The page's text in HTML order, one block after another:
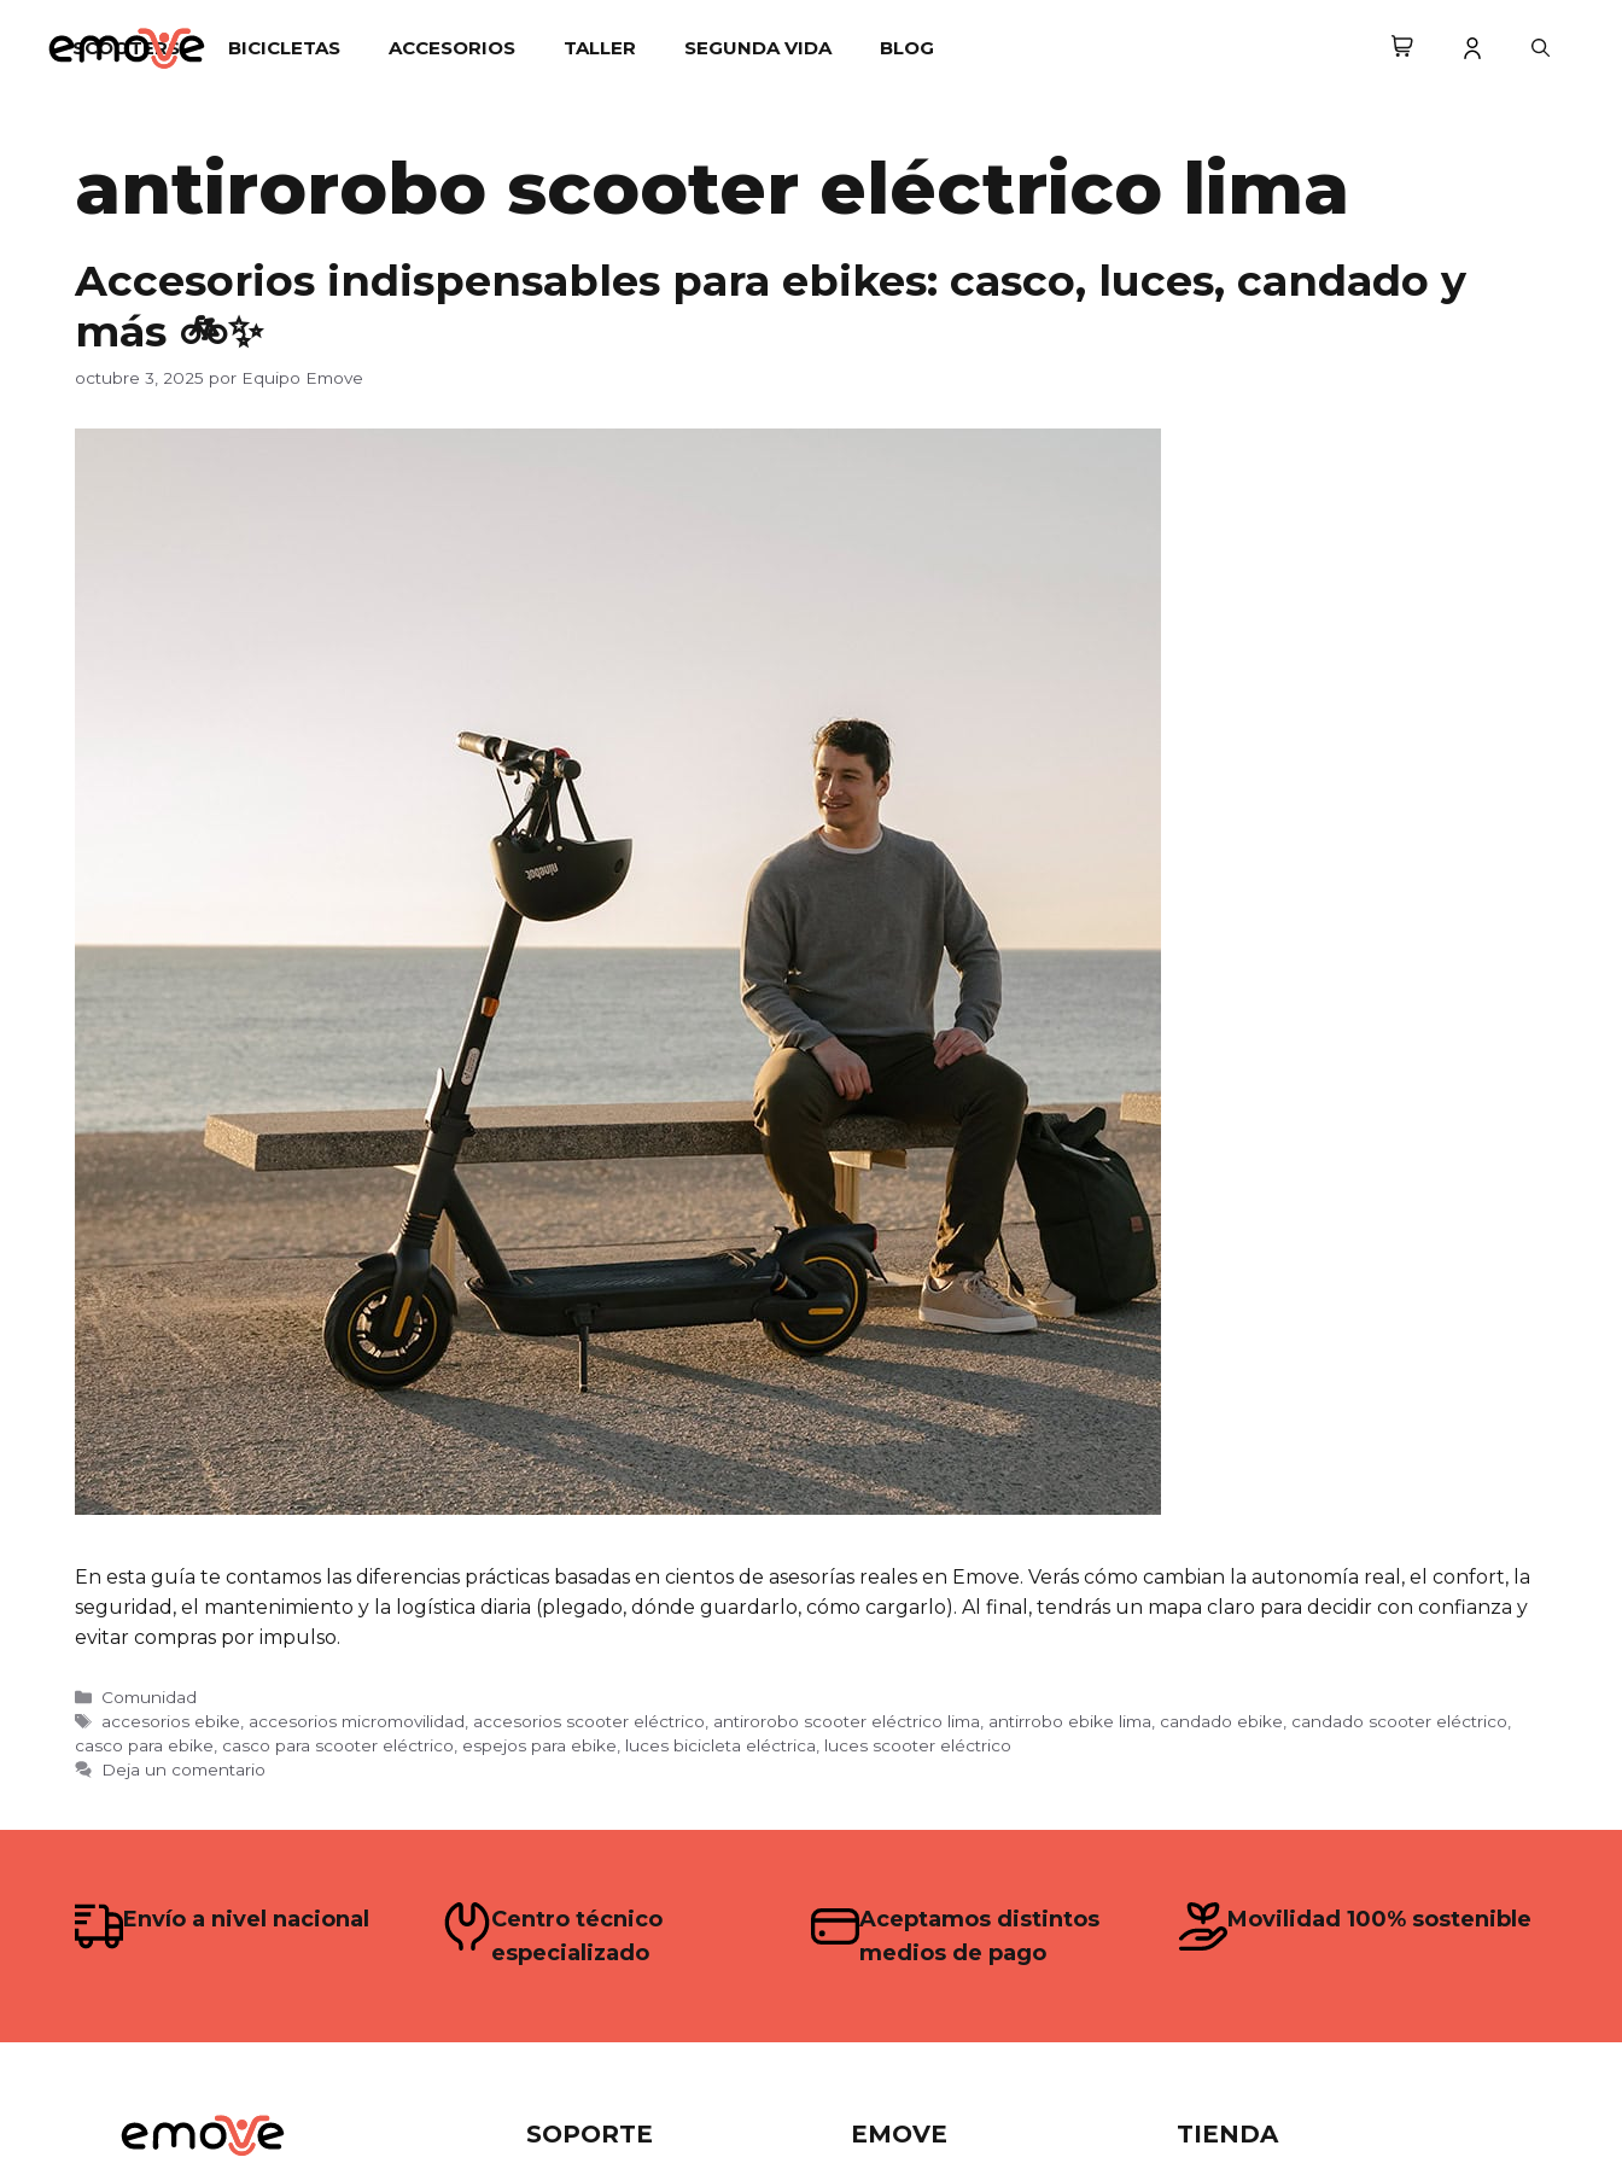
SCOOTERS BICICLETAS ACCESORIOS TALLER SEGUNDA VIDA BLOG
antirorobo scooter eléctrico lima
Accesorios indispensables para ebikes: casco, luces, candado y
más 🚲✨
octubre 3, 2025 por Equipo Emove
En esta guía te contamos las diferencias prácticas basadas en cientos de asesorías reales en Emove. Verás cómo cambian la autonomía real, el confort, la
seguridad, el mantenimiento y la logística diaria (plegado, dónde guardarlo, cómo cargarlo). Al final, tendrás un mapa claro para decidir con confianza y
evitar compras por impulso.
Categorías
Comunidad
Etiquetas
accesorios ebike accesorios micromovilidad accesorios scooter eléctrico antirorobo scooter eléctrico lima antirrobo ebike lima candado ebike candado scooter eléctrico
casco para ebike casco para scooter eléctrico espejos para ebike luces bicicleta eléctrica luces scooter eléctrico
Deja un comentario
Envío a nivel nacional
Centro técnico
especializado
Aceptamos distintos
medios de pago
Movilidad 100% sostenible
SOPORTE EMOVE TIENDA